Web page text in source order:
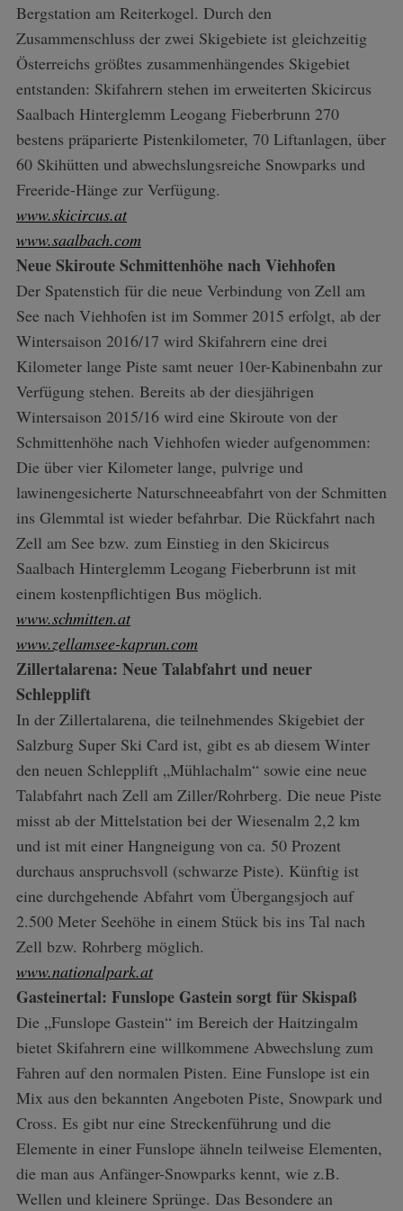
Bergstation am Reiterkogel. Durch den
Zusammenschluss der zwei Skigebiete ist gleichzeitig
Österreichs größtes zusammenhängendes Skigebiet
entstanden: Skifahrern stehen im erweiterten Skicircus
Saalbach Hinterglemm Leogang Fieberbrunn 270
bestens präparierte Pistenkilometer, 70 Liftanlagen, über
60 Skihütten und abwechslungsreiche Snowparks und
Freeride-Hänge zur Verfügung.
www.skicircus.at
www.saalbach.com
Neue Skiroute Schmittenhöhe nach Viehhofen
Der Spatenstich für die neue Verbindung von Zell am
See nach Viehhofen ist im Sommer 2015 erfolgt, ab der
Wintersaison 2016/17 wird Skifahrern eine drei
Kilometer lange Piste samt neuer 10er-Kabinenbahn zur
Verfügung stehen. Bereits ab der diesjährigen
Wintersaison 2015/16 wird eine Skiroute von der
Schmittenhöhe nach Viehhofen wieder aufgenommen:
Die über vier Kilometer lange, pulvrige und
lawinengesicherte Naturschneeabfahrt von der Schmitten
ins Glemmtal ist wieder befahrbar. Die Rückfahrt nach
Zell am See bzw. zum Einstieg in den Skicircus
Saalbach Hinterglemm Leogang Fieberbrunn ist mit
einem kostenpflichtigen Bus möglich.
www.schmitten.at
www.zellamsee-kaprun.com
Zillertalarena: Neue Talabfahrt und neuer
Schlepplift
In der Zillertalarena, die teilnehmendes Skigebiet der
Salzburg Super Ski Card ist, gibt es ab diesem Winter
den neuen Schlepplift „Mühlachalm“ sowie eine neue
Talabfahrt nach Zell am Ziller/Rohrberg. Die neue Piste
misst ab der Mittelstation bei der Wiesenalm 2,2 km
und ist mit einer Hangneigung von ca. 50 Prozent
durchaus anspruchsvoll (schwarze Piste). Künftig ist
eine durchgehende Abfahrt vom Übergangsjoch auf
2.500 Meter Seehöhe in einem Stück bis ins Tal nach
Zell bzw. Rohrberg möglich.
www.nationalpark.at
Gasteinertal: Funslope Gastein sorgt für Skispaß
Die „Funslope Gastein“ im Bereich der Haitzingalm
bietet Skifahrern eine willkommene Abwechslung zum
Fahren auf den normalen Pisten. Eine Funslope ist ein
Mix aus den bekannten Angeboten Piste, Snowpark und
Cross. Es gibt nur eine Streckenführung und die
Elemente in einer Funslope ähneln teilweise Elementen,
die man aus Anfänger-Snowparks kennt, wie z.B.
Wellen und kleinere Sprünge. Das Besondere an
S
e
r
c
h
f
r
: